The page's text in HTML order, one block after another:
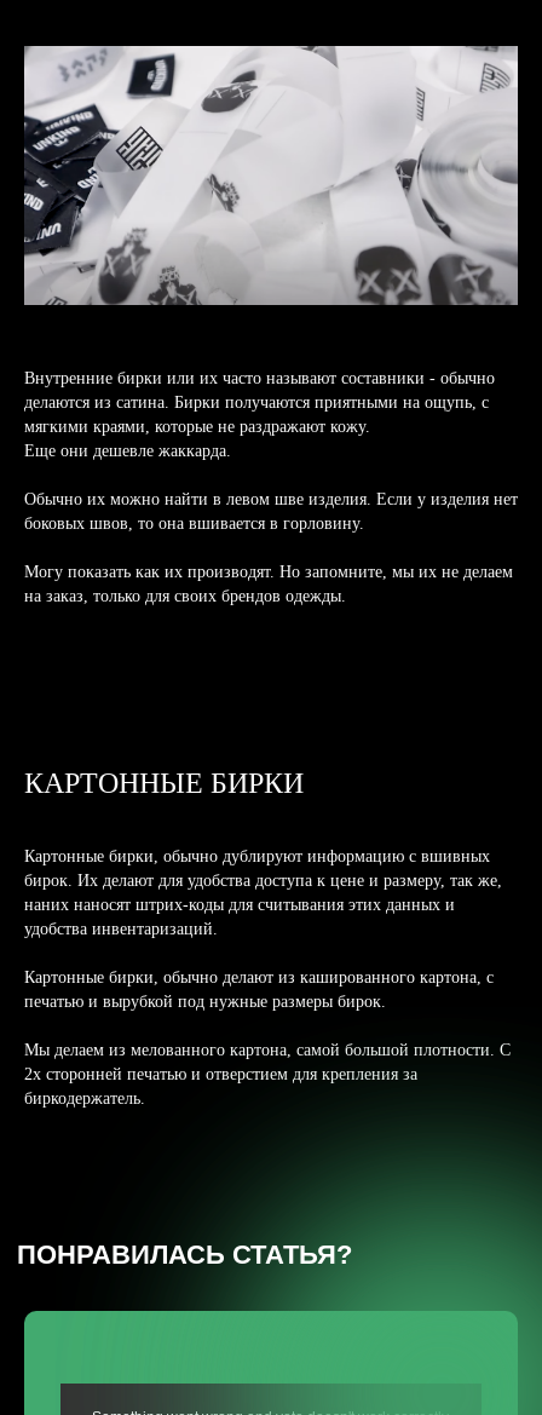
Внутренние бирки или их часто называют составники - обычно
делаются из сатина. Бирки получаются приятными на ощупь, с
мягкими краями, которые не раздражают кожу.
Еще они дешевле жаккарда.
Обычно их можно найти в левом шве изделия. Если у изделия нет
боковых швов, то она вшивается в горловину.
Могу показать как их производят. Но запомните, мы их не делаем
на заказ, только для своих брендов одежды.
КАРТОННЫЕ БИРКИ
Картонные бирки, обычно дублируют информацию с вшивных
бирок. Их делают для удобства доступа к цене и размеру, так же,
наних наносят штрих-коды для считывания этих данных и
удобства инвентаризаций.
Картонные бирки, обычно делают из кашированного картона, с
печатью и вырубкой под нужные размеры бирок.
Мы делаем из мелованного картона, самой большой плотности. С
2х сторонней печатью и отверстием для крепления за
биркодержатель.